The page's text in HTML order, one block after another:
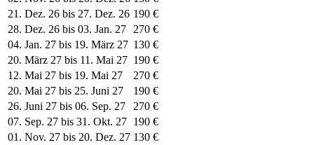
21. Dez. 26 bis 27. Dez. 26 190 €
28. Dez. 26 bis 03. Jan. 27
270 €
04. Jan. 27 bis 19. März 27 130 €
20. März 27 bis 11. Mai 27 190 €
12. Mai 27 bis 19. Mai 27
270 €
20. Mai 27 bis 25. Juni 27
190 €
26. Juni 27 bis 06. Sep. 27
270 €
07. Sep. 27 bis 31. Okt. 27 190 €
01. Nov. 27 bis 20. Dez. 27 130 €